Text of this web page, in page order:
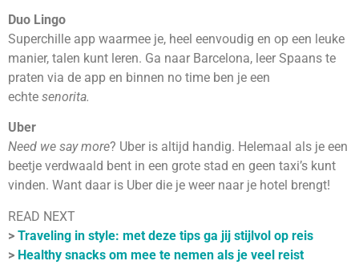
Duo Lingo
Superchille app waarmee je, heel eenvoudig en op een leuke
manier, talen kunt leren. Ga naar Barcelona, leer Spaans te
praten via de app en binnen no time ben je een
echte senorita.
Uber
Need we say more? Uber is altijd handig. Helemaal als je een
beetje verdwaald bent in een grote stad en geen taxi’s kunt
vinden. Want daar is Uber die je weer naar je hotel brengt!
READ NEXT
> Traveling in style: met deze tips ga jij stijlvol op reis
> Healthy snacks om mee te nemen als je veel reist